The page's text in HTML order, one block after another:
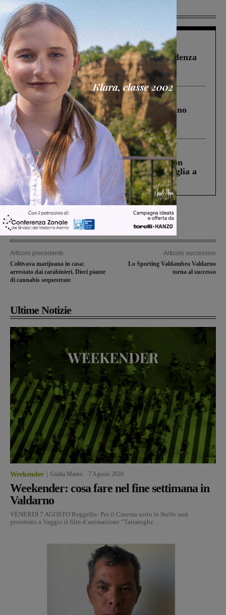
Più lette
Figline Incisa Valdarno 1 Agosto 2026
Piscina di Figline finanziata oltre la scadenza
Pnrr, il gruppo di Fratelli d’Italia: “Un
ringraziamento al Governo”
Cronaca 4 Agosto 2026
Un anno fa la strage in A1 in cui morirono
Gianni, Giulia e Franco. Lo schianto, il
processo, lo stop ai sorpassi fra tir....
Cronaca 3 Agosto 2026
Scomparso da una struttura di Castiglion
Fiorentino l’uomo che aveva ucciso la figlia a
Levane nel 2020
Articolo precedente
Coltivava marijuana in casa:
arrestato dai carabinieri. Dieci piante
di cannabis sequestrate
Articolo successivo
Lo Sporting Valdambra Valdarno
torna al successo
Ultime Notizie
Weekender Giulia Mauro 7 Agosto 2026
Weekender: cosa fare nel fine settimana in
Valdarno
VENERDÌ 7 AGOSTO Reggello- Per il Cinema sotto le Stelle sarà
proiettato a Vaggio il film d’animazione “Tartarughe...